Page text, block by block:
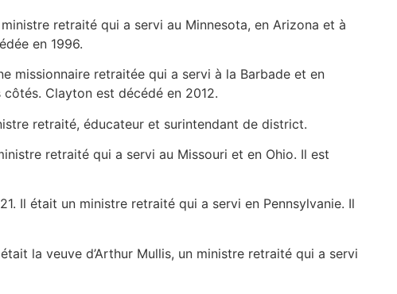
retraité qui a servi au Minnesota, en Arizona et à
en 1996.
missionnaire retraitée qui a servi à la Barbade et en
Clayton est décédé en 2012.
retraité, éducateur et surintendant de district.
retraité qui a servi au Missouri et en Ohio. Il est
Il était un ministre retraité qui a servi en Pennsylvanie. Il
la veuve d’Arthur Mullis, un ministre retraité qui a servi